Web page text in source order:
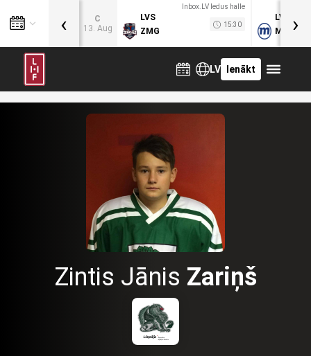
C
13. Aug
Inbox.LV ledus halle
LVS
ZMG
15:30
LVB
MOG
‹ ›
LV Ienākt
Zintis Jānis Zariņš